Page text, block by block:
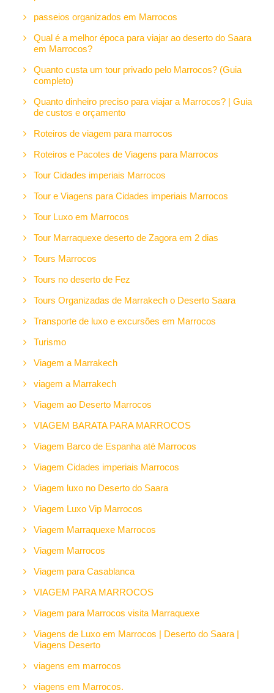
passeios organizados em Marrocos
Qual é a melhor época para viajar ao deserto do Saara
em Marrocos?
Quanto custa um tour privado pelo Marrocos? (Guia
completo)
Quanto dinheiro preciso para viajar a Marrocos? | Guia
de custos e orçamento
Roteiros de viagem para marrocos
Roteiros e Pacotes de Viagens para Marrocos
Tour Cidades imperiais Marrocos
Tour e Viagens para Cidades imperiais Marrocos
Tour Luxo em Marrocos
Tour Marraquexe deserto de Zagora em 2 dias
Tours Marrocos
Tours no deserto de Fez
Tours Organizadas de Marrakech o Deserto Saara
Transporte de luxo e excursões em Marrocos
Turismo
Viagem a Marrakech
viagem a Marrakech
Viagem ao Deserto Marrocos
VIAGEM BARATA PARA MARROCOS
Viagem Barco de Espanha até Marrocos
Viagem Cidades imperiais Marrocos
Viagem luxo no Deserto do Saara
Viagem Luxo Vip Marrocos
Viagem Marraquexe Marrocos
Viagem Marrocos
Viagem para Casablanca
VIAGEM PARA MARROCOS
Viagem para Marrocos visita Marraquexe
Viagens de Luxo em Marrocos | Deserto do Saara |
Viagens Deserto
viagens em marrocos
viagens em Marrocos.